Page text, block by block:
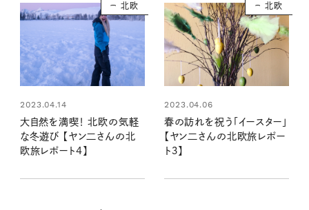
北欧
2023.04.14
大自然を満喫！ 北欧の気軽
な冬遊び 【ヤン二さんの北
欧旅レポート4】
北欧
2023.04.06
春の訪れを祝う「イースター」
【ヤン二さんの北欧旅レポー
ト３】